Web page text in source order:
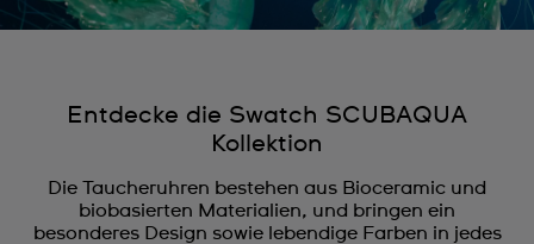
Entdecke die Swatch SCUBAQUA
Kollektion
Die Taucheruhren bestehen aus Bioceramic und
biobasierten Materialien, und bringen ein
besonderes Design sowie lebendige Farben in jedes